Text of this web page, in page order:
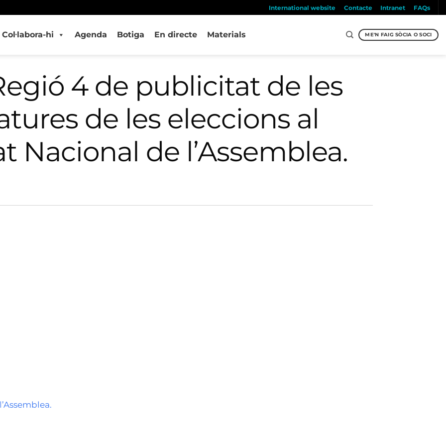
International website Contacte Intranet FAQs
Col·labora-hi Agenda Botiga En directe Materials ME'N FAIG SÒCIA O SOCI
4 de publicitat de les
de les eleccions al
Nacional de l’Assemblea.